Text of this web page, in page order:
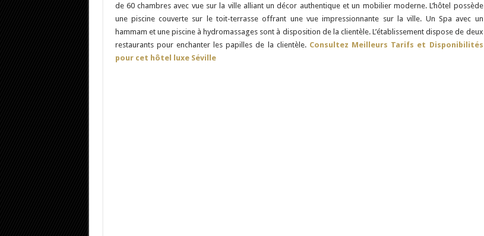
de 60 chambres avec vue sur la ville alliant un décor authentique et un mobilier moderne. L’hôtel possède
une piscine couverte sur le toit-terrasse offrant une vue impressionnante sur la ville. Un Spa avec un
hammam et une piscine à hydromassages sont à disposition de la clientèle. L’établissement dispose de deux
restaurants pour enchanter les papilles de la clientèle. Consultez Meilleurs Tarifs et Disponibilités
pour cet hôtel luxe Séville